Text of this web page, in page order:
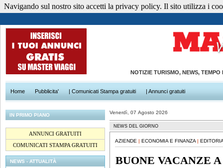
NOTIZIE TURISMO, NEWS,
Home Pubblicita' | Comunicati Stampa gratuiti | Annunci gratuiti
IN PRIMO PIANO
ANNUNCI GRATUITI
COMUNICATI STAMPA GRATUITI
NEWS - ATTUALITÀ
Venerdì, 07 Agosto 2026
NEWS DEL GIORNO
AZIENDE | ECONOMIA E FINANZA |
BUONE VACANZE
Navigando sul nostro sito accetti la privacy policy. Il sito utilizza i